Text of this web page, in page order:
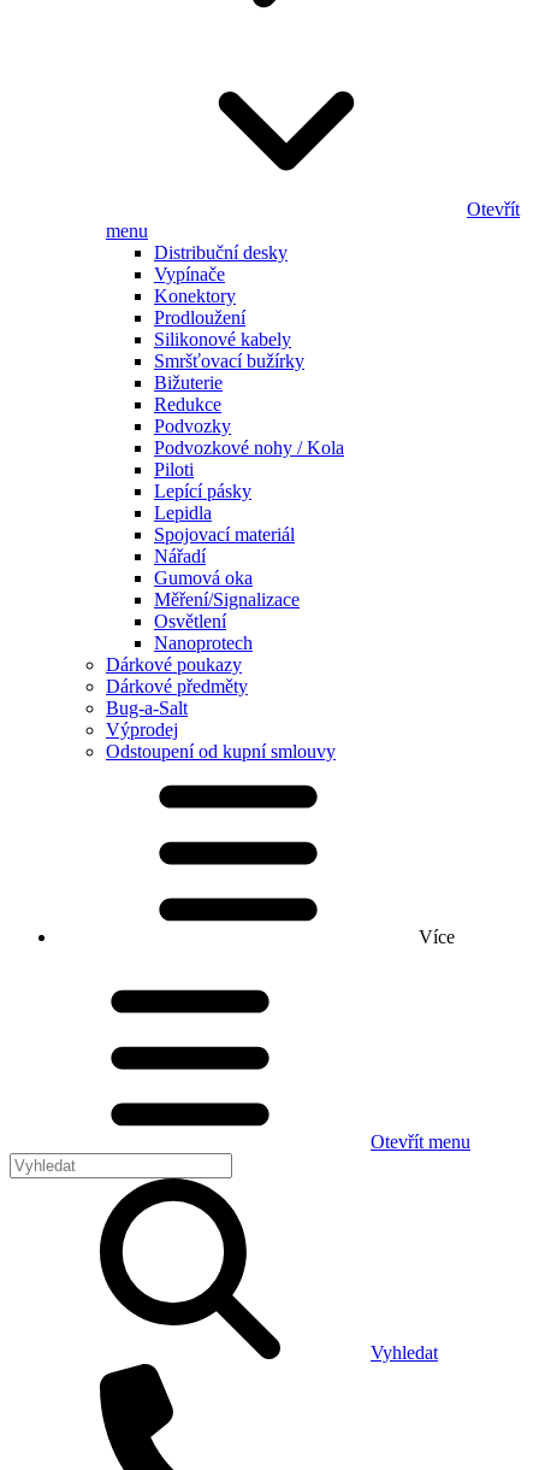
Otevřít
menu
Distribuční desky
Vypínače
Konektory
Prodloužení
Silikonové kabely
Smršťovací bužírky
Bižuterie
Redukce
Podvozky
Podvozkové nohy / Kola
Piloti
Lepící pásky
Lepidla
Spojovací materiál
Nářadí
Gumová oka
Měření/Signalizace
Osvětlení
Nanoprotech
Dárkové poukazy
Dárkové předměty
Bug-a-Salt
Výprodej
Odstoupení od kupní smlouvy
Více
Otevřít menu
Vyhledat